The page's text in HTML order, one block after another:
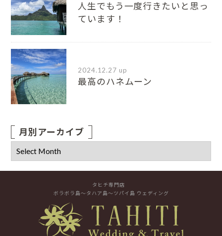
人生でもう一度行きたいと思っ
ています！
2024.12.27 up
最高のハネムーン
月別アーカイブ
タヒチ専門店
ボラボラ島～タハア島～ツパイ島 ウェディング